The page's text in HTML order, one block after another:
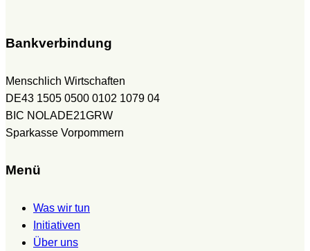
Bankverbindung
Menschlich Wirtschaften
DE43 1505 0500 0102 1079 04
BIC NOLADE21GRW
Sparkasse Vorpommern
Menü
Was wir tun
Initiativen
Über uns